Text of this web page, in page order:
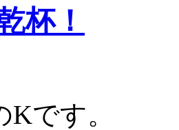
杯！
です。